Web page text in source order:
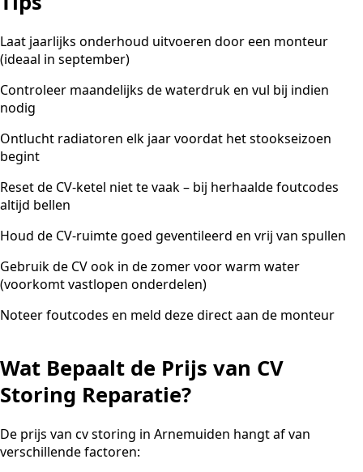
Laat jaarlijks onderhoud uitvoeren door een monteur
(ideaal in september)
Controleer maandelijks de waterdruk en vul bij indien
nodig
Ontlucht radiatoren elk jaar voordat het stookseizoen
begint
Reset de CV-ketel niet te vaak – bij herhaalde foutcodes
altijd bellen
Houd de CV-ruimte goed geventileerd en vrij van spullen
Gebruik de CV ook in de zomer voor warm water
(voorkomt vastlopen onderdelen)
Noteer foutcodes en meld deze direct aan de monteur
Wat Bepaalt de Prijs van CV
Storing Reparatie?
De prijs van cv storing in Arnemuiden hangt af van
verschillende factoren: